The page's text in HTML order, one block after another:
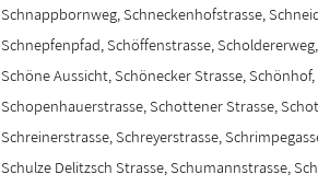
Schnappbornweg, Schneckenhofstrasse,
Schnepfenpfad, Schöffenstrasse,
Schöne Aussicht, Schönecker Strasse,
Schopenhauerstrasse, Schottener Strasse,
Schreinerstrasse, Schreyerstrasse,
Schulze Delitzsch Strasse, Schumannstrasse,